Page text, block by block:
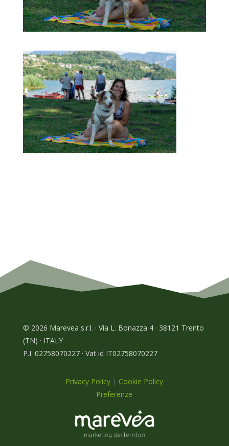
© 2026 Marevea s.r.l. · Via L. Bonazza 4 · 38121 Trento
(TN) · ITALY
P.I. 02758070227 · Vat id IT02758070227
Privacy Policy | Cookie Policy
Preferenze